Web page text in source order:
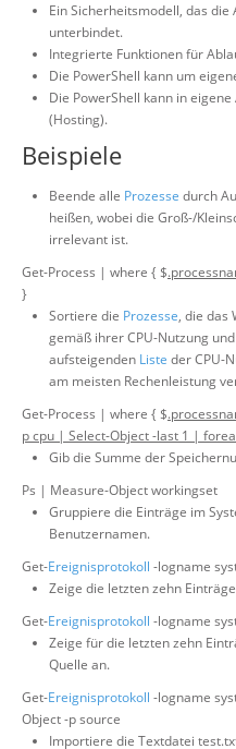
Ein Sicherheitsmodell, das
unterbindet.
Integrierte Funktionen für
Die PowerShell kann um
Die PowerShell kann in
(Hosting).
Beispiele
Beende alle Prozesse durch
heißen, wobei die Groß-/
irrelevant ist.
Get-Process | where { $
}
Sortiere die Prozesse, die das
gemäß ihrer CPU-Nutzung
aufsteigenden Liste der CPU-
am meisten Rechenleistung
Get-Process | where { $
p cpu | Select-Object -last 1 |
Gib die Summe der
Ps | Measure-Object workingset
Gruppiere die Einträge im
Benutzernamen.
Get-Ereignisprotokoll -logname
Zeige die letzten zehn
Get-Ereignisprotokoll -logname
Zeige für die letzten zehn
Quelle an.
Get-Ereignisprotokoll -logname
Object -p source
Importiere die Textdatei